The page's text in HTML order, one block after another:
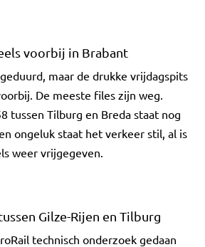
voorbij in Brabant
maar de drukke vrijdagspits
De meeste files zijn weg.
tussen Tilburg en Breda staat nog
ongeluk staat het verkeer stil, al is
weer vrijgegeven.
Gilze-Rijen en Tilburg
technisch onderzoek gedaan